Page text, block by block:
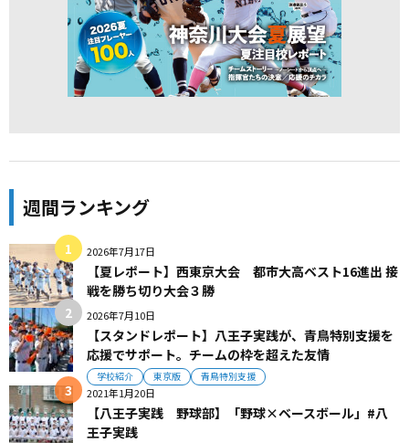
週間ランキング
2026年7月17日
【夏レポート】西東京大会 都市大高ベスト16進出 接
戦を勝ち切り大会３勝
2026年7月10日
【スタンドレポート】八王子実践が、青鳥特別支援を
応援でサポート。チームの枠を超えた友情
学校紹介 東京版 青鳥特別支援
2021年1月20日
【八王子実践 野球部】「野球×ベースボール」#八
王子実践